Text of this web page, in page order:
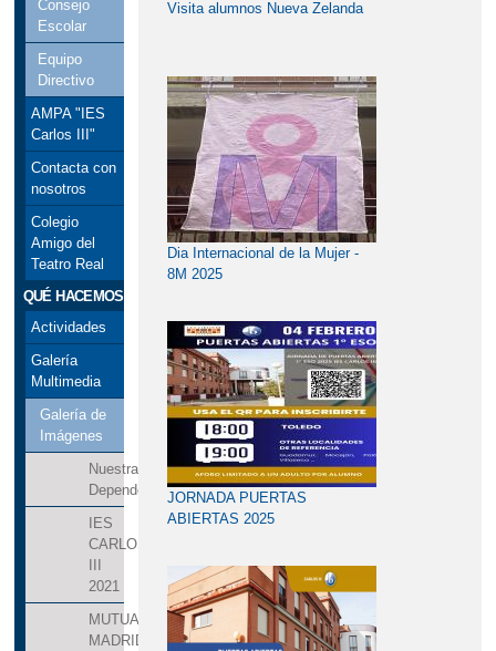
Consejo
Escolar
Equipo
Directivo
AMPA "IES
Carlos III"
Contacta con
nosotros
Colegio
Amigo del
Teatro Real
QUÉ HACEMOS
Actividades
Galería
Multimedia
Galería de
Imágenes
Nuestras
Dependencias
IES
CARLOS
2021
MUTUA
MADRID
Visita alumnos Nueva Zelanda
Dia Internacional de la Mujer -
8M 2025
JORNADA PUERTAS
ABIERTAS 2025